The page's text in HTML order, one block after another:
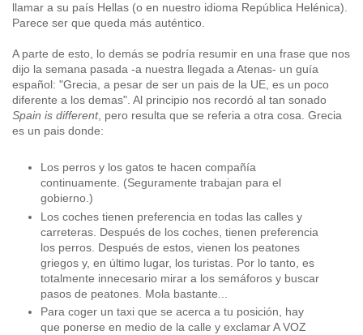
llamar a su país Hellas (o en nuestro idioma República Helénica).
Parece ser que queda más auténtico.
A parte de esto, lo demás se podría resumir en una frase que nos
dijo la semana pasada -a nuestra llegada a Atenas- un guía
español: "Grecia, a pesar de ser un pais de la UE, es un poco
diferente a los demas". Al principio nos recordó al tan sonado
Spain is different, pero resulta que se referia a otra cosa. Grecia
es un pais donde:
Los perros y los gatos te hacen compañía
continuamente. (Seguramente trabajan para el
gobierno.)
Los coches tienen preferencia en todas las calles y
carreteras. Después de los coches, tienen preferencia
los perros. Después de estos, vienen los peatones
griegos y, en último lugar, los turistas. Por lo tanto, es
totalmente innecesario mirar a los semáforos y buscar
pasos de peatones. Mola bastante...
Para coger un taxi que se acerca a tu posición, hay
que ponerse en medio de la calle y exclamar A VOZ